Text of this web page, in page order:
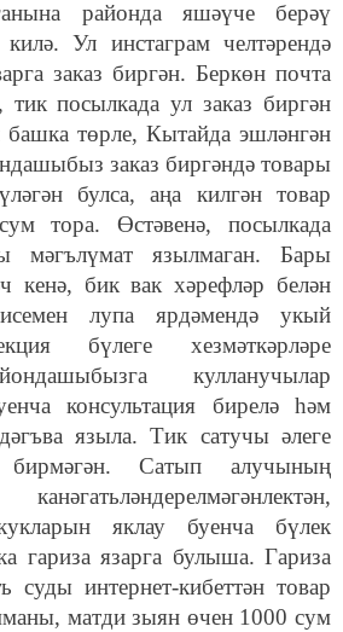
районда яшәүче берәү
Ул инстаграм челтәрендә
заказ биргән. Беркөн почта
посылкада ул заказ биргән
төрле, Кытайда эшләнгән
заказ биргәндә товары
булса, аңа килгән товар
тора. Өстәвенә, посылкада
мәгълүмат язылмаган. Бары
кенә, бик вак хәрефләр белән
лупа ярдәмендә укый
бүлеге хезмәткәрләре
кулланучылар
консультация бирелә һәм
языла. Тик сатучы әлеге
бирмәгән. Сатып алучының
яклау буенча бүлек
гариза язарга булыша. Гариза
суды интернет-кибеттән товар
матди зыян өчен 1000 сум